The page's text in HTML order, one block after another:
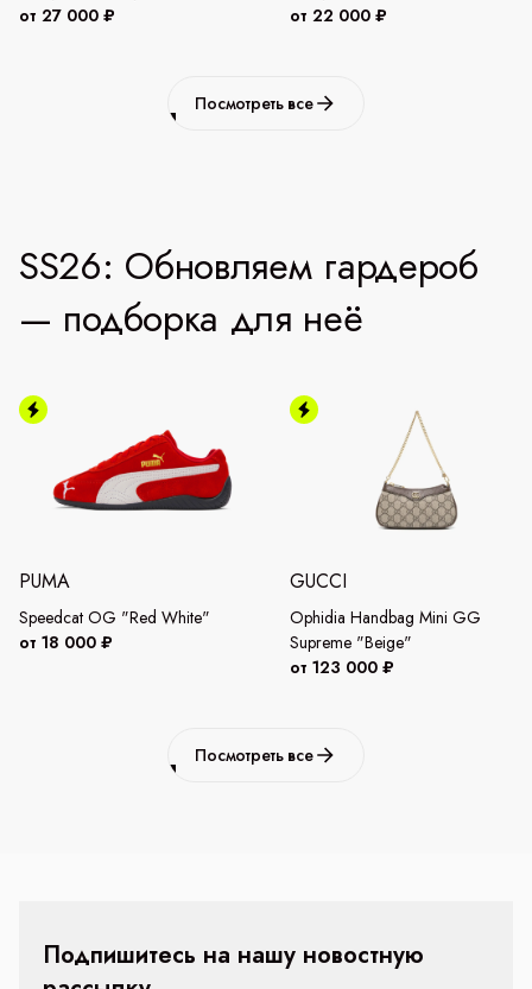
от 27 000 ₽
от 22 000 ₽
Посмотреть все
SS26: Обновляем гардероб
— подборка для неё
PUMA
Speedcat OG "Red White"
от 18 000 ₽
GUCCI
Ophidia Handbag Mini GG
Supreme "Beige"
от 123 000 ₽
Посмотреть все
Подпишитесь на нашу новостную